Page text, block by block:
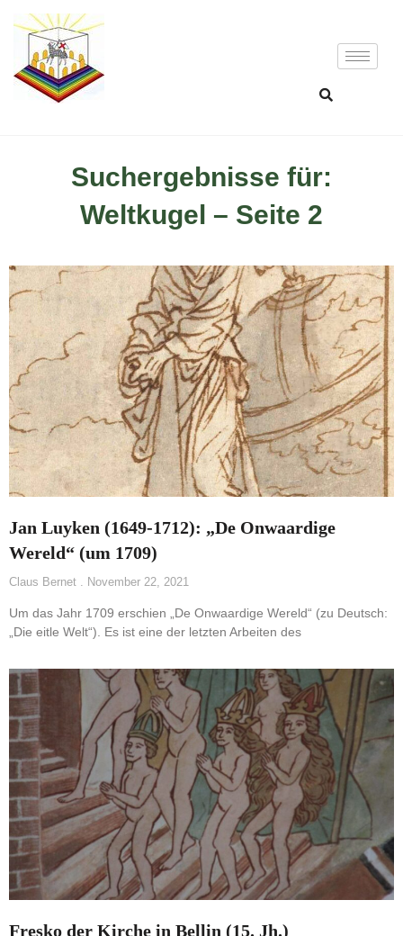
Suchergebnisse für:
Weltkugel – Seite 2
Jan Luyken (1649-1712): „De Onwaardige
Wereld“ (um 1709)
Claus Bernet November 22, 2021
Um das Jahr 1709 erschien „De Onwaardige Wereld“ (zu Deutsch:
„Die eitle Welt“). Es ist eine der letzten Arbeiten des
Fresko der Kirche in Bellin (15. Jh.)